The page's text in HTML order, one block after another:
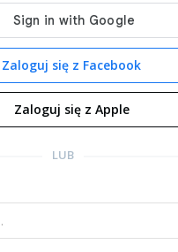
Zaloguj się z Facebook
Zaloguj się z Apple
LUB